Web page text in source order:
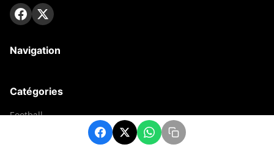
Navigation
Catégories
Football